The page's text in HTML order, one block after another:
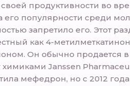
продуктивности во
его популярности среди
запретило его. Этот
как 4-
Он обычно продается
Janssen
мефедрон, но с 2012